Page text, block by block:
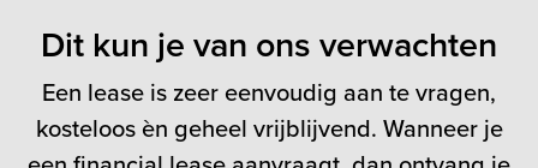
Dit kun je van ons verwachten
Een lease is zeer eenvoudig aan te vragen,
kosteloos èn geheel vrijblijvend. Wanneer je